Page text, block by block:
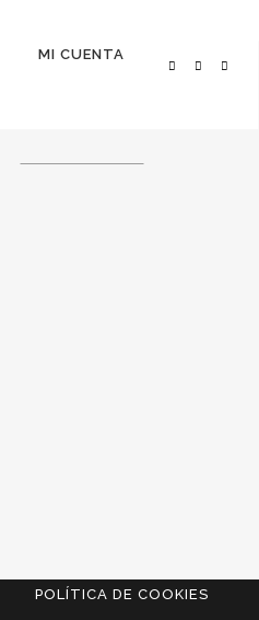
MI CUENTA
POLÍTICA DE COOKIES